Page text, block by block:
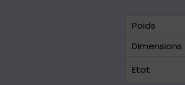
Poids
Dimensions
Etat